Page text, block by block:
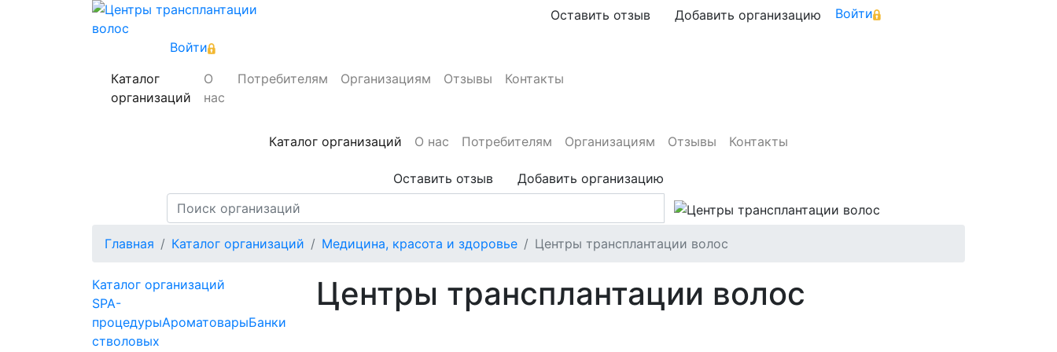
Войти
Каталог
организаций
О
нас
Потребителям Организациям Отзывы Контакты
Оставить отзыв Добавить организацию Войти
Каталог организаций О нас Потребителям Организациям Отзывы Контакты
Оставить отзыв Добавить организацию
Главная Каталог организаций Медицина, красота и здоровье Центры трансплантации волос
Каталог организаций
SPA-
процедурыАроматоварыБанки
стволовых
Центры трансплантации волос